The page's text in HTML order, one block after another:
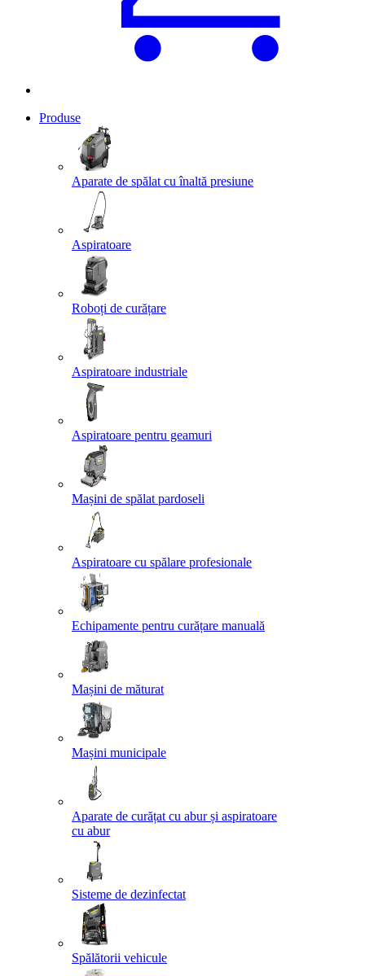
Produse
Aparate de spălat cu înaltă presiune
Aspiratoare
Roboți de curățare
Aspiratoare industriale
Aspiratoare pentru geamuri
Mașini de spălat pardoseli
Aspiratoare cu spălare profesionale
Echipamente pentru curățare manuală
Mașini de măturat
Mașini municipale
Aparate de curățat cu abur și aspiratoare
cu abur
Sisteme de dezinfectat
Spălătorii vehicule